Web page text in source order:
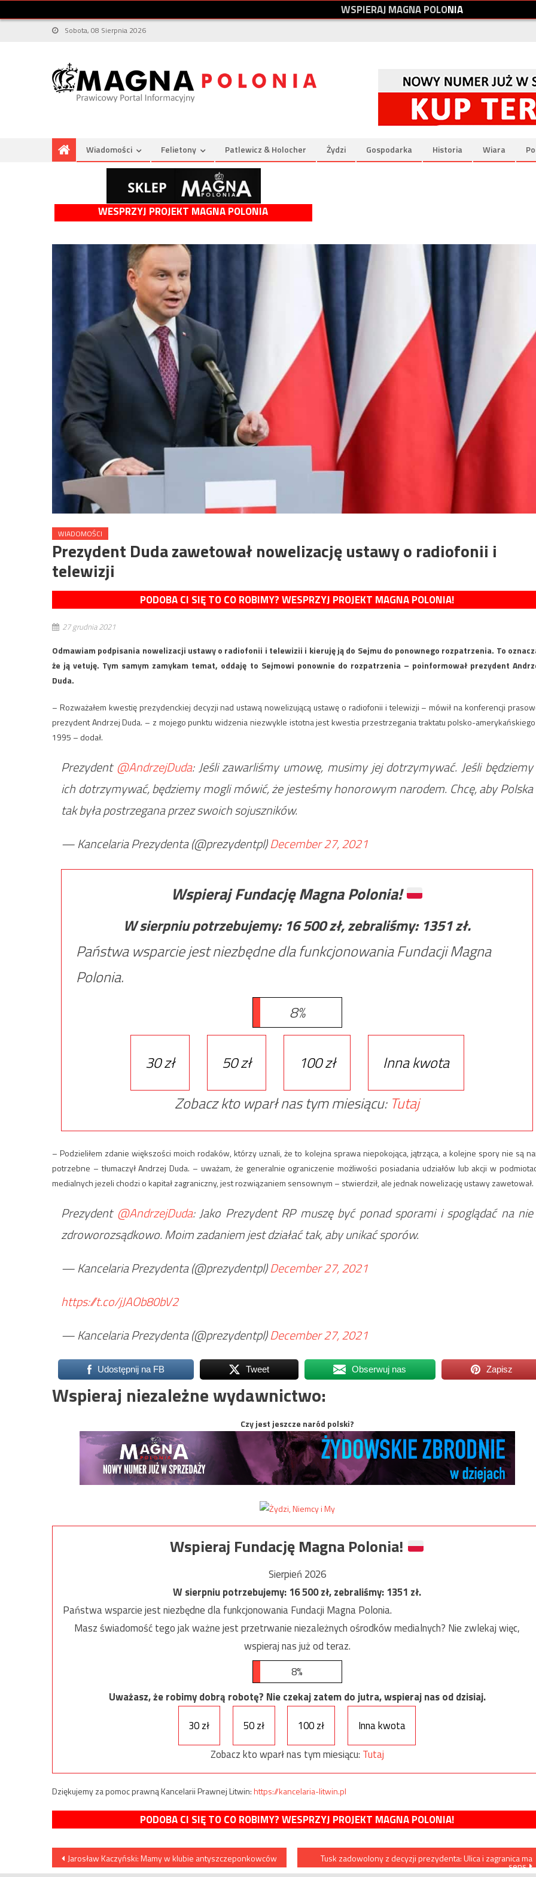
WSPIERAJMAGNAPOLONIA
Sobota, 08 Sierpnia 2026
Wiadomości Felietony Patlewicz & Holocher Żydzi Gospodarka Historia Wiara
WESPRZYJ PROJEKT MAGNA POLONIA
WIADOMOŚCI
Prezydent Duda zawetował nowelizację ustawy o radiofonii i
telewizji
PODOBA CI SIĘ TO CO ROBIMY? WESPRZYJ PROJEKT MAGNA POLONIA!
27 grudnia 2021
Odmawiam podpisania nowelizacji ustawy o radiofonii i telewizii i kieruję ją do Sejmu do ponownego rozpatrzenia. To
że ją vetuję. Tym samym zamykam temat, oddaję to Sejmowi ponownie do rozpatrzenia – poinformował prezydent
Duda.
– Rozważałem kwestię prezydenckiej decyzji nad ustawą nowelizującą ustawę o radiofonii i telewizji – mówił na konferencji
prezydent Andrzej Duda. – z mojego punktu widzenia niezwykle istotna jest kwestia przestrzegania traktatu polsko-
1995 – dodał.
Prezydent@AndrzejDuda: Jeśli zawarliśmy umowę, musimy jej dotrzymywać. Jeśli będziemy
ich dotrzymywać, będziemy mogli mówić, że jesteśmy honorowym narodem. Chcę, aby Polska
tak była postrzegana przez swoich sojuszników.
— Kancelaria Prezydenta (@prezydentpl)December 27, 2021
Wspieraj Fundację Magna Polonia!
W sierpniu potrzebujemy: 16 500zł, zebraliśmy: 1351zł.
Państwa wsparcie jest niezbędne dla funkcjonowania Fundacji Magna
Polonia.
8%
30 zł 50 zł 100 zł
Inna kwota
Zobacz kto wparł nas tym miesiącu: Tutaj
– Podzieliłem zdanie większości moich rodaków, którzy uznali, że to kolejna sprawa niepokojąca, jątrząca, a kolejne spory nie są
potrzebne – tłumaczył Andrzej Duda. – uważam, że generalnie ograniczenie możliwości posiadania udziałów lub akcji w
medialnych jezeli chodzi o kapitał zagraniczny, jest rozwiązaniem sensownym – stwierdził, ale jednak nowelizację ustawy zawetował.
Prezydent @AndrzejDuda: Jako Prezydent RP muszę być ponad sporami i spoglądać na nie
zdroworozsądkowo. Moim zadaniem jest działać tak, aby unikać sporów.
— Kancelaria Prezydenta (@prezydentpl)December 27, 2021
https://t.co/jJAOb80bV2
— Kancelaria Prezydenta (@prezydentpl)December 27, 2021
Udostępnij na FB Tweet Obserwuj nas Zapisz
Wspieraj niezależne wydawnictwo:
Czy jest jeszcze naród polski?
Wspieraj Fundację Magna Polonia!
Sierpień 2026
W sierpniu potrzebujemy:16 500zł, zebraliśmy:1351 zł.
Państwa wsparcie jest niezbędne dla funkcjonowania Fundacji Magna Polonia.
Masz świadomość tego jak ważne jest przetrwanie niezależnych ośrodków medialnych? Nie zwlekaj więc,
wspieraj nas już od teraz.
8%
Uważasz, że robimy dobrą robotę? Nie czekaj zatem do jutra, wspieraj nas od dzisiaj.
30 zł
50 zł 100 zł
Inna kwota
Zobacz kto wparł nas tym miesiącu: Tutaj
Dziękujemy za pomoc prawną Kancelarii Prawnej Litwin:https://kancelaria-litwin.pl
PODOBA CI SIĘ TO CO ROBIMY? WESPRZYJ PROJEKT MAGNA POLONIA!
Nawigacja
Jarosław Kaczyński: Mamy w klubie antyszczeponkowców Tusk zadowolony z decyzji prezydenta: Ulica i zagranica ma
sens